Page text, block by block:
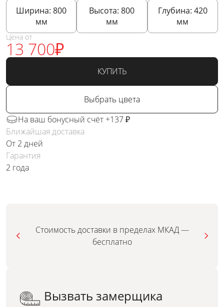
Ширина:800
мм
Высота:800
мм
Глубина: 420
мм
Цена от
13 700₽
КУПИТЬ
Выбрать цвета
На ваш бонусный счёт +137 ₽
Ближайшая доставка
От 2 дней
Гарантия
2 года
Стоимость доставки в пределах МКАД —
бесплатно
Вызвать замерщика